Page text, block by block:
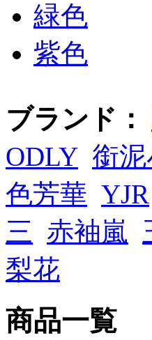
緑色
紫色
ブランド：
ODLY 銜
色芳華 YJR
三 赤袖嵐
梨花
商品一覧